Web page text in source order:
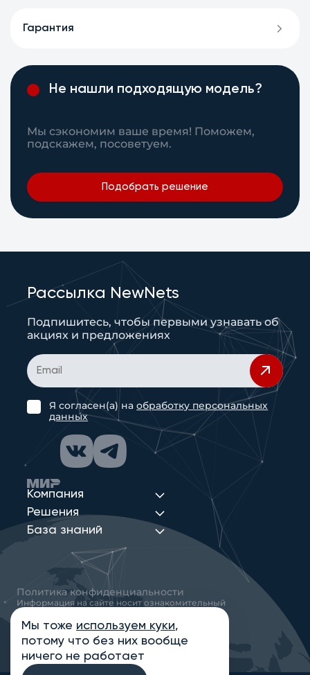
Гарантия
Не нашли подходящую модель?
Мы сэкономим ваше время! Поможем,
подскажем, посоветуем.
Подобрать решение
Компания
Решения
База знаний
Рассылка NewNets
Подпишитесь, чтобы первыми узнавать об
акциях и предложениях
Я согласен(а) наобработку персональных
данных
Политика конфиденциальности
Информация на сайте носит ознакомительный
характер и не является публичной офертой,
определяемой положениями статьи 437
Гражданского кодекса РФ
© 2013-2026 Новые Сети Интеграция
Мы тоже используем куки,
потому что без них вообще
ничего не работает